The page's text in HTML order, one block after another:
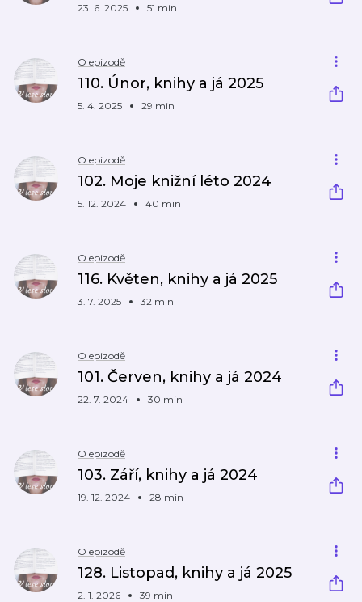
23. 6. 2025 51 min
O epizodě
110. Únor, knihy a já 2025
5. 4. 2025 29 min
O epizodě
102. Moje knižní léto 2024
5. 12. 2024 40 min
O epizodě
116. Květen, knihy a já 2025
3. 7. 2025 32 min
O epizodě
101. Červen, knihy a já 2024
22. 7. 2024 30 min
O epizodě
103. Září, knihy a já 2024
19. 12. 2024 28 min
O epizodě
128. Listopad, knihy a já 2025
2. 1. 2026 39 min